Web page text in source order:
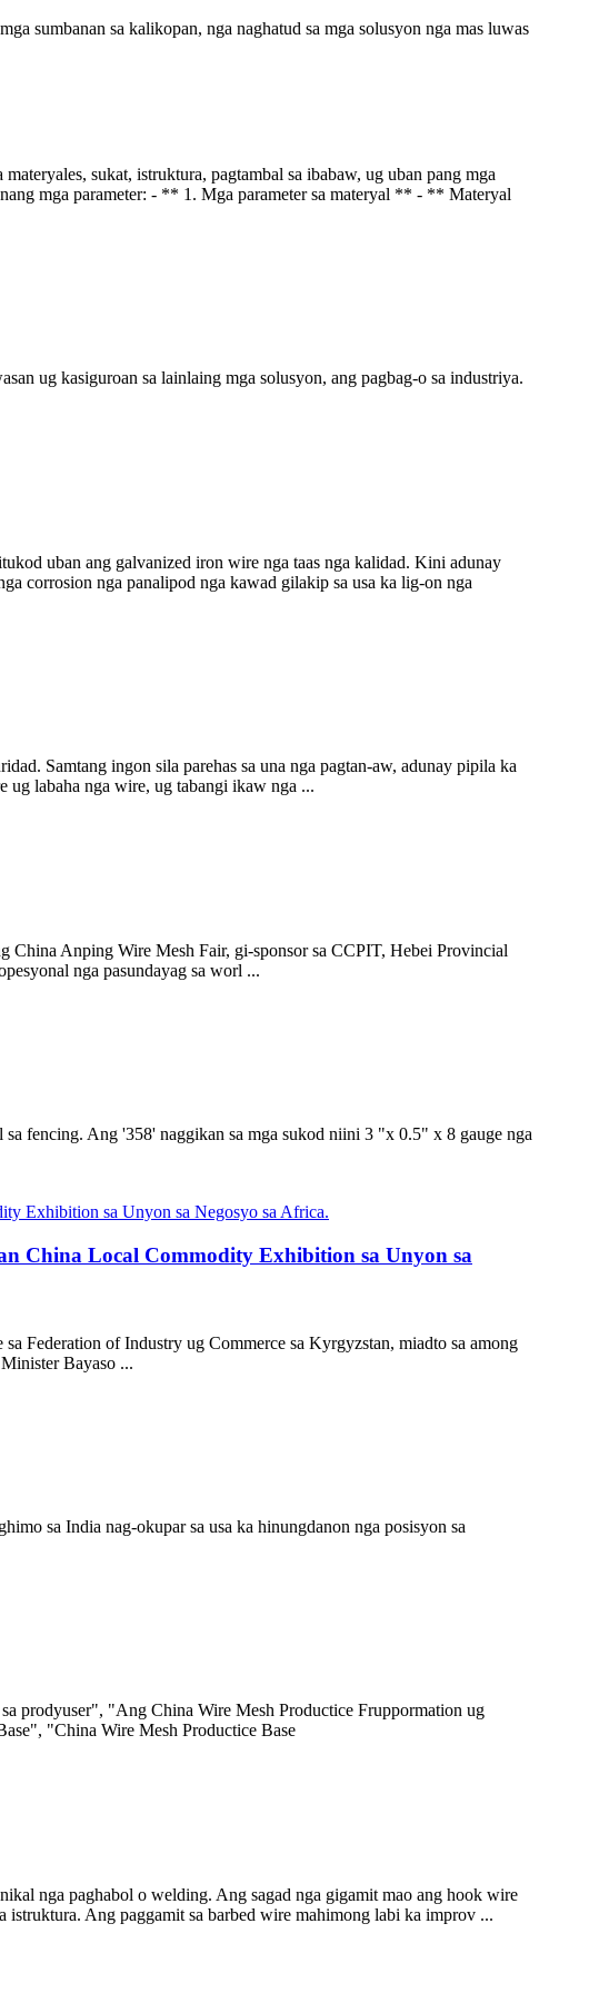
sumbanan sa kalikopan, nga naghatud sa mga solusyon nga mas luwas
sukat, istruktura, pagtambal sa ibabaw, ug uban pang mga
mga parameter: - ** 1. Mga parameter sa materyal ** - ** Materyal
ug kasiguroan sa lainlaing mga solusyon, ang pagbag-o sa industriya.
uban ang galvanized iron wire nga taas nga kalidad. Kini adunay
corrosion nga panalipod nga kawad gilakip sa usa ka lig-on nga
Samtang ingon sila parehas sa una nga pagtan-aw, adunay pipila ka
ug labaha nga wire, ug tabangi ikaw nga ...
China Anping Wire Mesh Fair, gi-sponsor sa CCPIT, Hebei Provincial
nga pasundayag sa worl ...
fencing. Ang '358' naggikan sa mga sukod niini 3 "x 0.5" x 8 gauge nga
China Local Commodity Exhibition sa Unyon sa
Federation of Industry ug Commerce sa Kyrgyzstan, miadto sa among
Bayaso ...
sa India nag-okupar sa usa ka hinungdanon nga posisyon sa
prodyuser", "Ang China Wire Mesh Productice Fruppormation ug
"China Wire Mesh Productice Base
nga paghabol o welding. Ang sagad nga gigamit mao ang hook wire
Ang paggamit sa barbed wire mahimong labi ka improv ...